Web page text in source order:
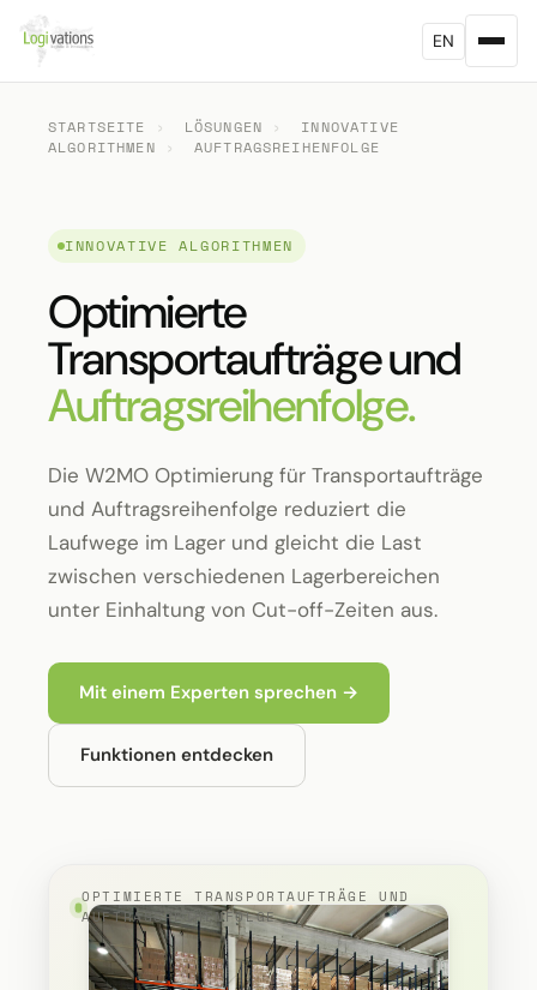
EN
STARTSEITE › LÖSUNGEN ›
INNOVATIVE
ALGORITHMEN
› AUFTRAGSREIHENFOLGE
INNOVATIVE ALGORITHMEN
Optimierte
Transportaufträge und
Auftragsreihenfolge.
Die W2MO Optimierung für Transportaufträge
und Auftragsreihenfolge reduziert die
Laufwege im Lager und gleicht die Last
zwischen verschiedenen Lagerbereichen
unter Einhaltung von Cut-off-Zeiten aus.
Mit einem Experten sprechen →
Funktionen entdecken
OPTIMIERTE TRANSPORTAUFTRÄGE UND
AUFTRAGSREIHENFOLGE